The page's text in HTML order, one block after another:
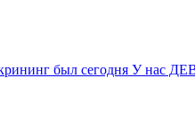
был сегодня У нас